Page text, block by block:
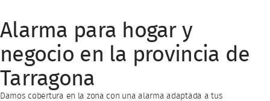
Alarma para hogar y
negocio en la provincia de
Tarragona
Damos cobertura en la zona con una alarma adaptada a tus